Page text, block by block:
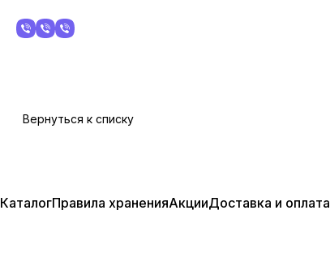
Вернуться к списку
КаталогПравила храненияАкцииДоставка и оплата